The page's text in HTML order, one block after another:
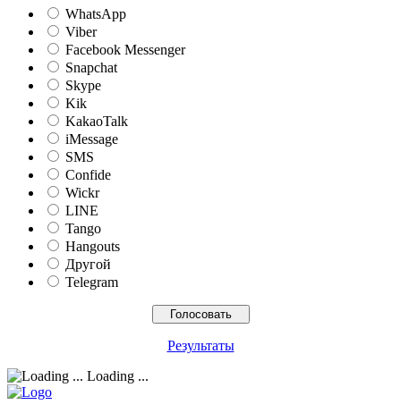
WhatsApp
Viber
Facebook Messenger
Snapchat
Skype
Kik
KakaoTalk
iMessage
SMS
Confide
Wickr
LINE
Tango
Hangouts
Другой
Telegram
Результаты
Loading ...